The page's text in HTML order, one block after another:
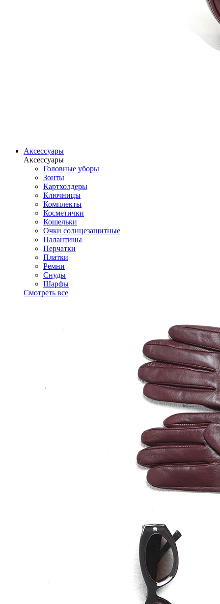
Аксессуары
Аксессуары
Головные уборы
Зонты
Картхолдеры
Ключницы
Комплекты
Косметички
Кошельки
Очки солнцезащитные
Палантины
Перчатки
Платки
Ремни
Снуды
Шарфы
Смотреть все